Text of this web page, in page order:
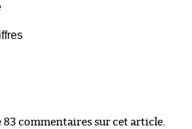
83 commentaires sur cet article.